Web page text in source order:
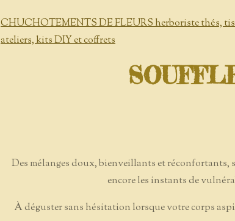
CHUCHOTEMENTS DE FLEURS herboriste thés,
ateliers, kits DIY et coffrets
Des mélanges doux, bienveillants et réconfortants,
encore les instants de
À déguster sans hésitation lorsque votre corps